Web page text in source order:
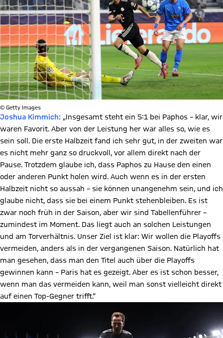
© Getty Images
Joshua Kimmich: „Insgesamt steht ein 5:1 bei Paphos – klar, wir
waren Favorit. Aber von der Leistung her war alles so, wie es
sein soll. Die erste Halbzeit fand ich sehr gut, in der zweiten war
es nicht mehr ganz so druckvoll, vor allem direkt nach der
Pause. Trotzdem glaube ich, dass Paphos zu Hause den einen
oder anderen Punkt holen wird. Auch wenn es in der ersten
Halbzeit nicht so aussah – sie können unangenehm sein, und ich
glaube nicht, dass sie bei einem Punkt stehenbleiben. Es ist
zwar noch früh in der Saison, aber wir sind Tabellenführer –
zumindest im Moment. Das liegt auch an solchen Leistungen
und am Torverhältnis. Unser Ziel ist klar: Wir wollen die Playoffs
vermeiden, anders als in der vergangenen Saison. Natürlich hat
man gesehen, dass man den Titel auch über die Playoffs
gewinnen kann – Paris hat es gezeigt. Aber es ist schon besser,
wenn man das vermeiden kann, weil man sonst vielleicht direkt
auf einen Top-Gegner trifft.“